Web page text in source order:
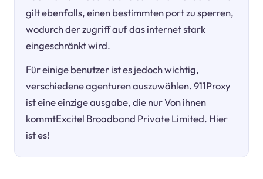
gilt ebenfalls, einen bestimmten port zu sperren,
wodurch der zugriff auf das internet stark
eingeschränkt wird.
Für einige benutzer ist es jedoch wichtig,
verschiedene agenturen auszuwählen. 911Proxy
ist eine einzige ausgabe, die nur Von ihnen
kommtExcitel Broadband Private Limited. Hier
ist es!